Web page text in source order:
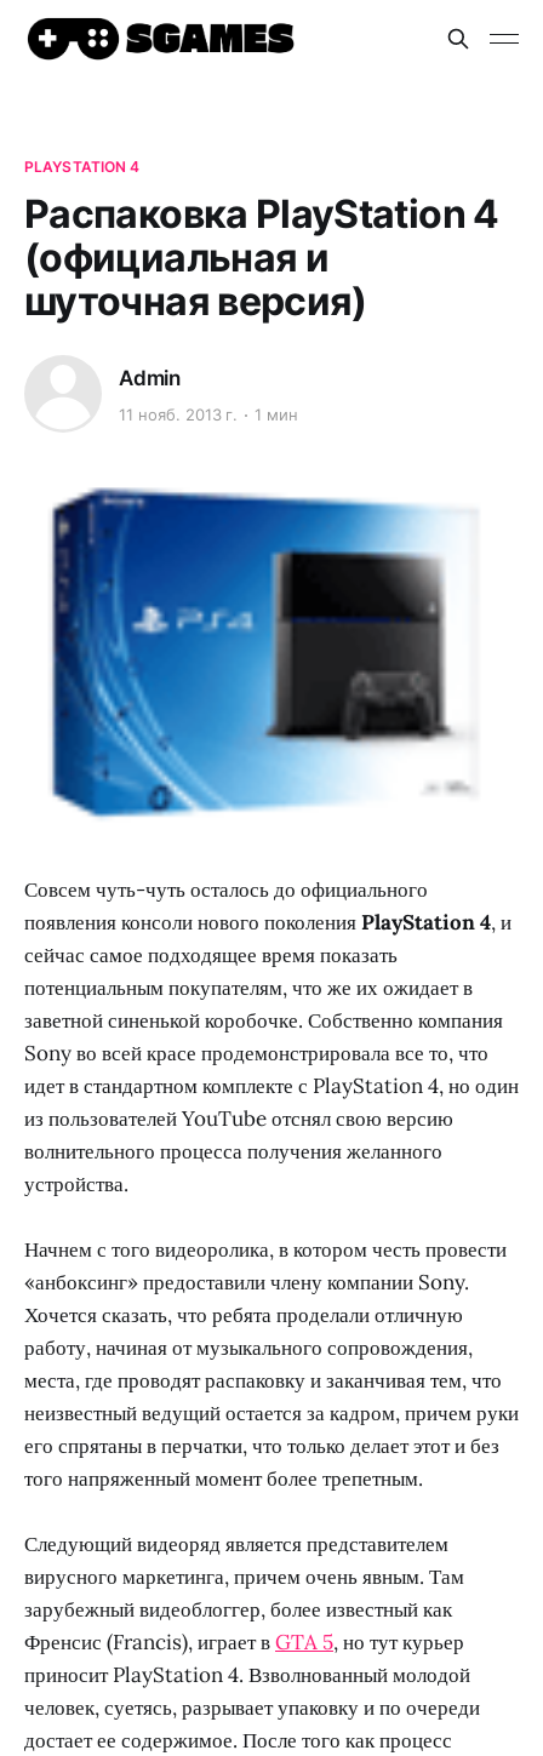
PLAYSTATION 4
Распаковка PlayStation 4
(официальная и
шуточная версия)
Admin
11 нояб. 2013 г. 1 мин
Совсем чуть-чуть осталось до официального
появления консоли нового поколенияPlayStation 4, и
сейчас самое подходящее время показать
потенциальным покупателям, что же их ожидает в
заветной синенькой коробочке. Собственно компания
Sony во всей красе продемонстрировала все то, что
идет в стандартном комплекте с PlayStation 4, но один
из пользователей YouTube отснял свою версию
волнительного процесса получения желанного
устройства.
Начнем с того видеоролика, в котором честь провести
«анбоксинг» предоставили члену компании Sony.
Хочется сказать, что ребята проделали отличную
работу, начиная от музыкального сопровождения,
места, где проводят распаковку и заканчивая тем, что
неизвестный ведущий остается за кадром, причем руки
его спрятаны в перчатки, что только делает этот и без
того напряженный момент более трепетным.
Следующий видеоряд является представителем
вирусного маркетинга, причем очень явным. Там
зарубежный видеоблоггер, более известный как
Френсис (Francis), играет вGTA 5, но тут курьер
приносит PlayStation 4. Взволнованный молодой
человек, суетясь, разрывает упаковку и по очереди
достает ее содержимое. После того как процесс